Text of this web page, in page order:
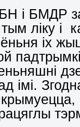
і БМДР
ліку і
іх
імі.